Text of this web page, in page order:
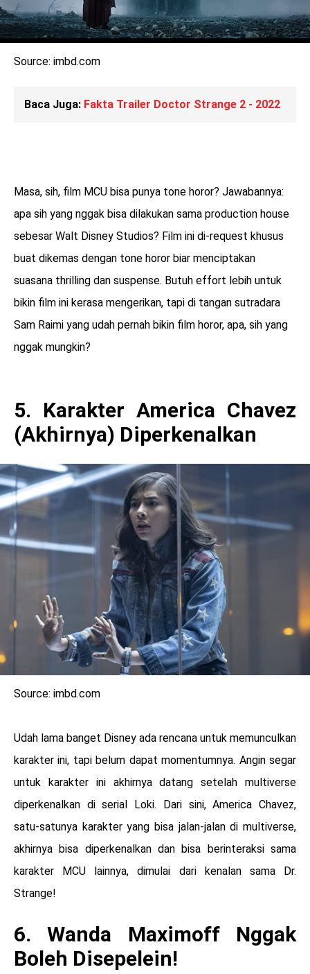
Source: imbd.com
Baca Juga: Fakta Trailer Doctor Strange 2 - 2022
Masa, sih, film MCU bisa punya tone horor? Jawabannya:
apa sih yang nggak bisa dilakukan sama production house
sebesar Walt Disney Studios? Film ini di-request khusus
buat dikemas dengan tone horor biar menciptakan
suasana thrilling dan suspense. Butuh effort lebih untuk
bikin film ini kerasa mengerikan, tapi di tangan sutradara
Sam Raimi yang udah pernah bikin film horor, apa, sih yang
nggak mungkin?
5. Karakter America Chavez
(Akhirnya) Diperkenalkan
Source: imbd.com
Udah lama banget Disney ada rencana untuk memunculkan
karakter ini, tapi belum dapat momentumnya. Angin segar
untuk karakter ini akhirnya datang setelah multiverse
diperkenalkan di serial Loki. Dari sini, America Chavez,
satu-satunya karakter yang bisa jalan-jalan di multiverse,
akhirnya bisa diperkenalkan dan bisa berinteraksi sama
karakter MCU lainnya, dimulai dari kenalan sama Dr.
Strange!
6. Wanda Maximoff Nggak
Boleh Disepelein!